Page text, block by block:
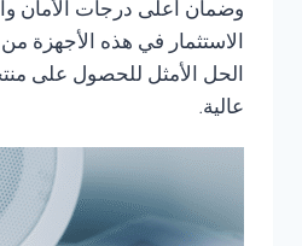
وضمان أعلى درجات الأمان
الاستثمار في هذه الأجهزة
الحل الأمثل للحصول على
عالية.